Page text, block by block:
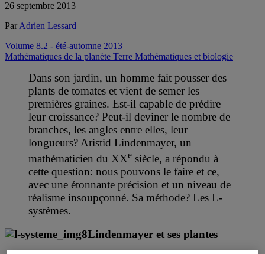
26 septembre 2013
ParAdrien Lessard
Volume 8.2 - été-automne 2013
Mathématiques de la planète Terre Mathématiques et biologie
Dans son jardin, un homme fait pousser des
plants de tomates et vient de semer les
premières graines. Est-il capable de prédire
leur croissance? Peut-il deviner le nombre de
branches, les angles entre elles, leur
longueurs? Aristid Lindenmayer, un
mathématicien du XXe siècle, a répondu à
cette question: nous pouvons le faire et ce,
avec une étonnante précision et un niveau de
réalisme insoupçonné. Sa méthode? Les L-
systèmes.
Lindenmayer et ses plantes